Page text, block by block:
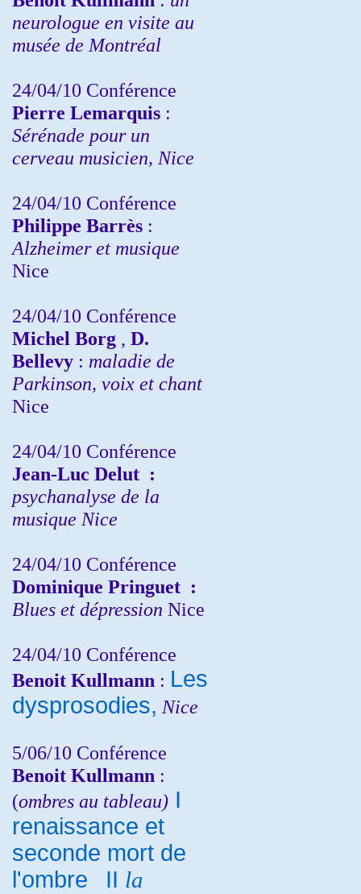
neurologue en visite au
musée de Montréal
24/04/10 Conférence
Pierre Lemarquis :
Sérénade pour un
cerveau musicien, Nice
24/04/10 Conférence
Philippe Barrès :
Alzheimer et musique
Nice
24/04/10 Conférence
Michel Borg , D.
Bellevy : maladie de
Parkinson, voix et chant
Nice
24/04/10 Conférence
Jean-Luc Delut :
psychanalyse de la
musique Nice
24/04/10 Conférence
Dominique Pringuet :
Blues et dépression Nice
24/04/10 Conférence
Benoit Kullmann : Les
dysprosodies, Nice
5/06/10 Conférence
Benoit Kullmann :
(ombres au tableau) I
renaissance et
seconde mort de
l'ombre
II la